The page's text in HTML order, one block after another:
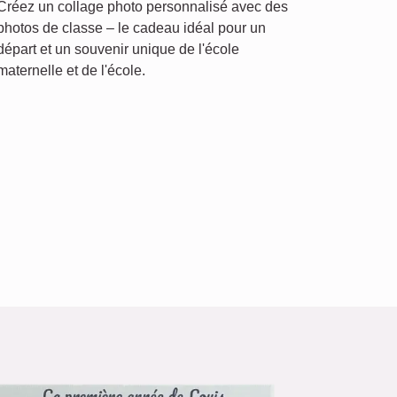
un collage photo personnalisé avec des
de classe – le cadeau idéal pour un
et un souvenir unique de l'école
et de l'école.